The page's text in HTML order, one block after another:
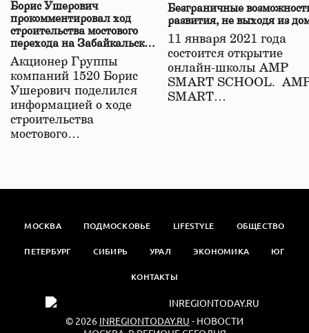
Борис Ушерович
прокомментировал ход
строительства мостового
перехода на Забайкальской
железной дороге
Акционер Группы
компаний 1520 Борис
Ушерович поделился
информацией о ходе
строительства
мостового…
Безграничные
развития, не выходя из
11 января 2021 года
состоится открытие
онлайн-школы АМР
SMART SCHOOL.
SMART…
МОСКВА ПОДМОСКОВЬЕ LIFESTYLE ОБЩЕСТВО
ПЕТЕРБУРГ СИБИРЬ УРАЛ ЭКОНОМИКА ЮГ
КОНТАКТЫ
© 2026 INREGIONTODAY.RU - НОВОСТИ